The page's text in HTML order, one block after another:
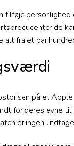
de
fra et par
på et
for deres evne
er ingen